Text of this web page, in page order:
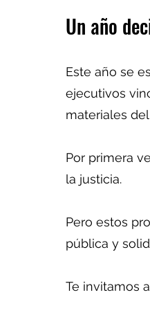
Un año
Este año se
ejecutivos
materiales
Por primera
la justicia.
Pero estos
pública y
Te invitamos